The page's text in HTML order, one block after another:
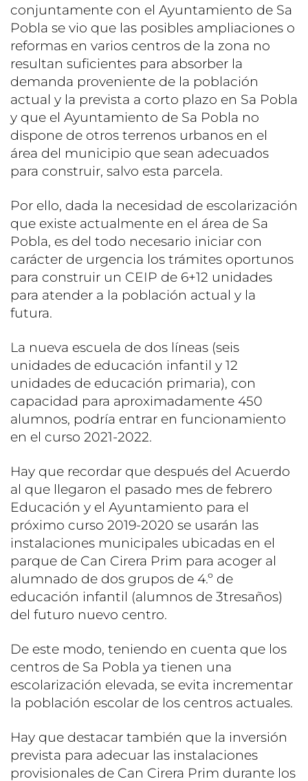
conjuntamente con el Ayuntamiento de Sa
Pobla se vio que las posibles ampliaciones o
reformas en varios centros de la zona no
resultan suficientes para absorber la
demanda proveniente de la población
actual y la prevista a corto plazo en Sa Pobla
y que el Ayuntamiento de Sa Pobla no
dispone de otros terrenos urbanos en el
área del municipio que sean adecuados
para construir, salvo esta parcela.
Por ello, dada la necesidad de escolarización
que existe actualmente en el área de Sa
Pobla, es del todo necesario iniciar con
carácter de urgencia los trámites oportunos
para construir un CEIP de 6+12 unidades
para atender a la población actual y la
futura.
La nueva escuela de dos líneas (seis
unidades de educación infantil y 12
unidades de educación primaria), con
capacidad para aproximadamente 450
alumnos, podría entrar en funcionamiento
en el curso 2021-2022.
Hay que recordar que después del Acuerdo
al que llegaron el pasado mes de febrero
Educación y el Ayuntamiento para el
próximo curso 2019-2020 se usarán las
instalaciones municipales ubicadas en el
parque de Can Cirera Prim para acoger al
alumnado de dos grupos de 4.º de
educación infantil (alumnos de 3tresaños)
del futuro nuevo centro.
De este modo, teniendo en cuenta que los
centros de Sa Pobla ya tienen una
escolarización elevada, se evita incrementar
la población escolar de los centros actuales.
Hay que destacar también que la inversión
prevista para adecuar las instalaciones
provisionales de Can Cirera Prim durante los